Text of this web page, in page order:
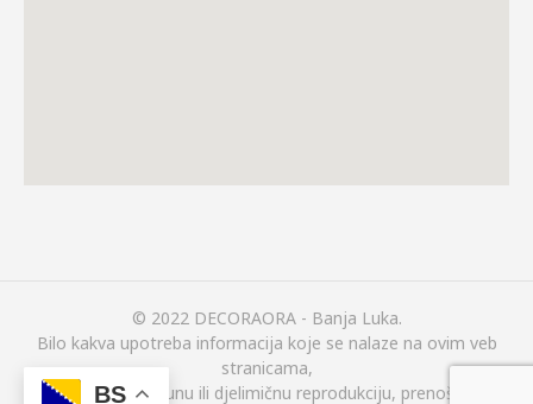
© 2022 DECORAORA - Banja Luka.
Bilo kakva upotreba informacija koje se nalaze na ovim veb
stranicama,
(uključujući i potpunu ili djelimičnu reprodukciju, prenošenje ili
BS